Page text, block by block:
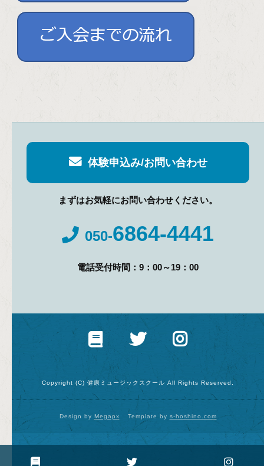
体験申込み/お問い合わせ
まずはお気軽にお問い合わせください。
050-6864-4441
電話受付時間：9：00～19：00
Copyright (C) 健康ミュージックスクール All Rights Reserved.
Design by Megapx Template by s-hoshino.com